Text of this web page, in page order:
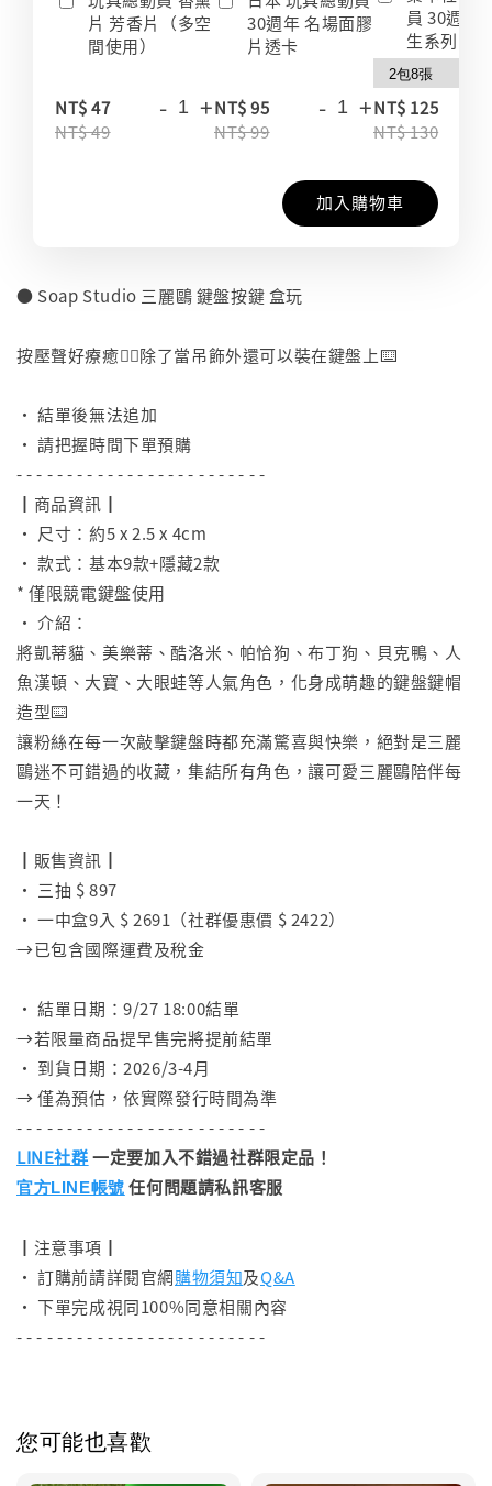
片 芳香片（多空
間使用）
NT$ 47
NT$ 49
- +
30週年 名場面膠
片透卡
NT$ 95
NT$ 99
- +
員 30週年
生系列 收
NT$ 125
NT$ 130
加入購物車
● Soap Studio 三麗鷗 鍵盤按鍵 盒玩
按壓聲好療癒👍🏻除了當吊飾外還可以裝在鍵盤上⌨️
• 結單後無法追加
• 請把握時間下單預購
- - - - - - - - - - - - - - - - - - - - - - - - -
┃商品資訊┃
• 尺寸：約5 x 2.5 x 4cm
• 款式：基本9款+隱藏2款
* 僅限競電鍵盤使用
• 介紹：
將凱蒂貓、美樂蒂、酷洛米、帕恰狗、布丁狗、貝克鴨、人
魚漢頓、大寶、大眼蛙等人氣角色，化身成萌趣的鍵盤鍵帽
造型⌨️
讓粉絲在每一次敲擊鍵盤時都充滿驚喜與快樂，絕對是三麗
鷗迷不可錯過的收藏，集結所有角色，讓可愛三麗鷗陪伴每
一天！
┃販售資訊┃
• 三抽 $ 897
• 一中盒9入 $ 2691（社群優惠價 $ 2422）
→已包含國際運費及稅金
• 結單日期：9/27 18:00結單
→若限量商品提早售完將提前結單
• 到貨日期：2026/3-4月
→ 僅為預估，依實際發行時間為準
- - - - - - - - - - - - - - - - - - - - - - - - -
LINE社群一定要加入不錯過社群限定品！
官方LINE帳號 任何問題請私訊客服
┃注意事項┃
• 訂購前請詳閱官網購物須知及Q&A
• 下單完成視同100%同意相關內容
- - - - - - - - - - - - - - - - - - - - - - - - -
您可能也喜歡